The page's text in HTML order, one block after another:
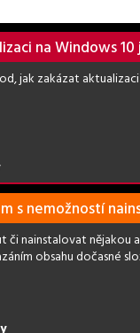
na Windows
jak zakázat
s nemožností
či nainstalovat nějakou
obsahu dočasné